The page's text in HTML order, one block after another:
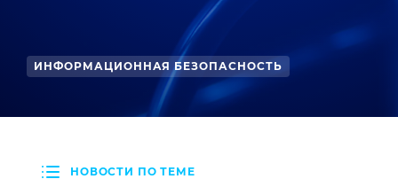
ИНФОРМАЦИОННАЯ БЕЗОПАСНОСТЬ
НОВОСТИ ПО ТЕМЕ